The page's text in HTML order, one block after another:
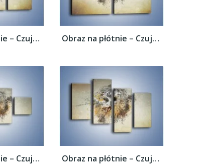
Obraz na płótnie – Czujne spojrzenie sowy... Obraz na płótnie – Czujne spojrzenie sowy...
Obraz na płótnie – Czujne spojrzenie sowy... Obraz na płótnie – Czujne spojrzenie sowy...